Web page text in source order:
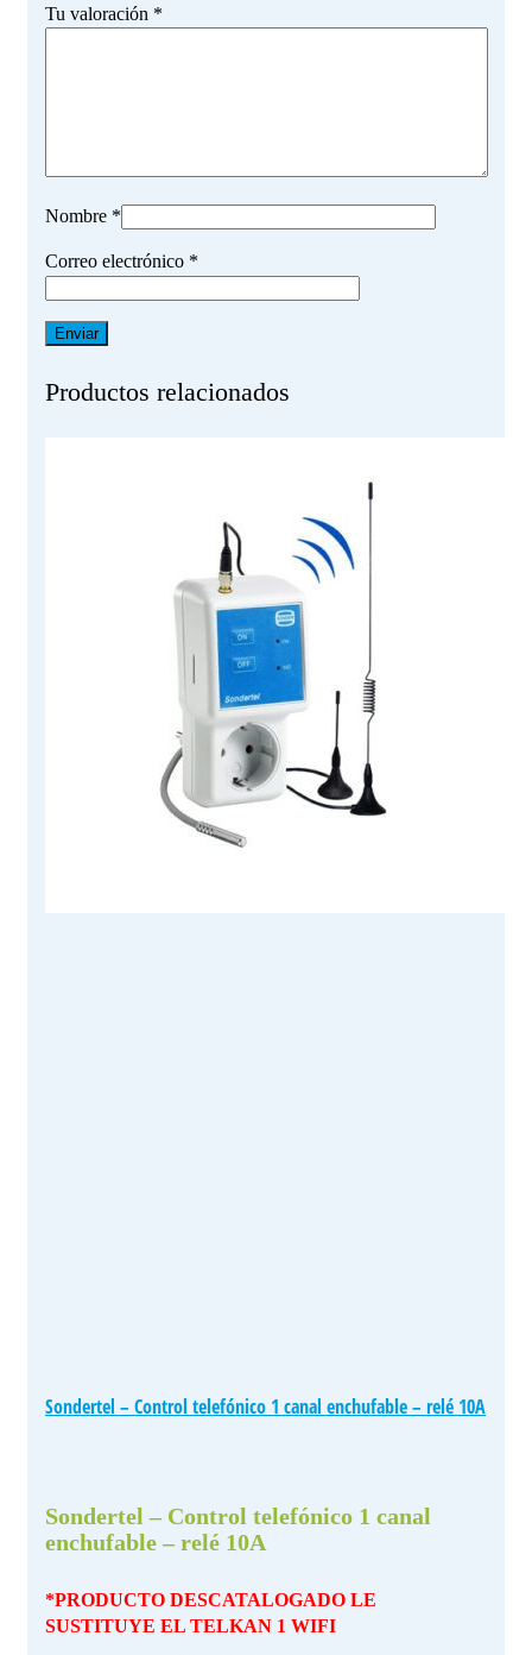
Tu valoración *
Nombre *
Correo electrónico *
Productos relacionados
Sondertel – Control telefónico 1 canal enchufable – relé 10A
Sondertel – Control telefónico 1 canal
enchufable – relé 10A
*PRODUCTO DESCATALOGADO LE
SUSTITUYE EL TELKAN 1 WIFI